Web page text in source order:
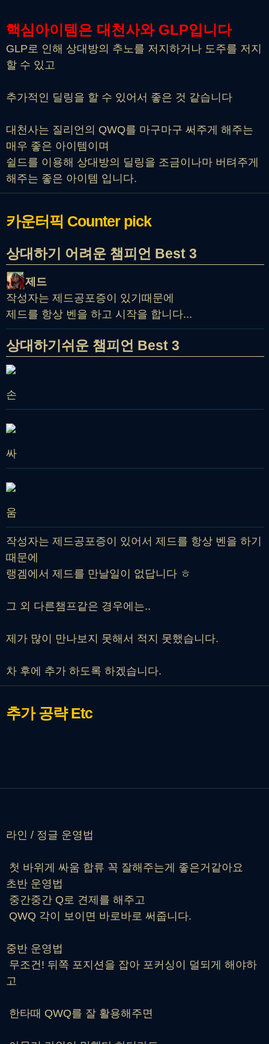
핵심아이템은 대천사와 GLP입니다
GLP로 인해 상대방의 추노를 저지하거나 도주를 저지
할 수 있고
추가적인 딜링을 할 수 있어서 좋은 것 같습니다
대천사는 질리언의 QWQ를 마구마구 써주게 해주는
매우 좋은 아이템이며
쉴드를 이용해 상대방의 딜링을 조금이나마 버텨주게
해주는 좋은 아이템 입니다.
카운터픽 Counter pick
상대하기 어려운 챔피언 Best 3
제드
작성자는 제드공포증이 있기때문에
제드를 항상 벤을 하고 시작을 합니다...
상대하기쉬운 챔피언 Best 3
손
싸
움
작성자는 제드공포증이 있어서 제드를 항상 벤을 하기
때문에
랭겜에서 제드를 만날일이 없답니다 ㅎ
그 외 다른챔프같은 경우에는..
제가 많이 만나보지 못해서 적지 못했습니다.
차 후에 추가 하도록 하겠습니다.
추가 공략Etc
라인 / 정글 운영법
첫 바위게 싸움 합류 꼭 잘해주는게 좋은거같아요
초반 운영법
중간중간 Q로 견제를 해주고
QWQ 각이 보이면 바로바로 써줍니다.
중반 운영법
무조건! 뒤쪽 포지션을 잡아 포커싱이 덜되게 해야하
고
한타때 QWQ를 잘 활용해주면